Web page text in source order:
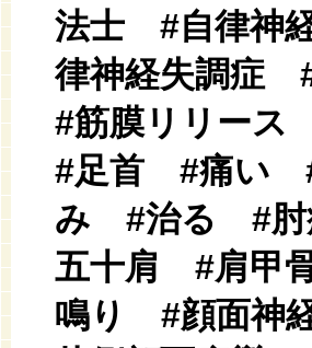
法士 #自律神
律神経失調症
#筋膜リリー
#足首 #痛い
み #治る #
五十肩 #肩甲
鳴り #顔面神